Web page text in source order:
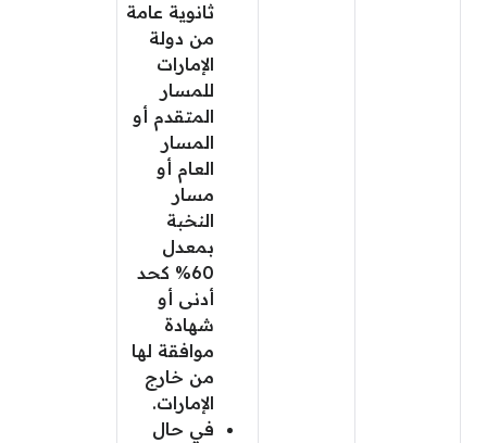
ثانوية عامة
من دولة
الإمارات
للمسار
المتقدم أو
المسار
العام أو
مسار
النخبة
بمعدل
60% كحد
أدنى أو
شهادة
موافقة لها
من خارج
الإمارات.
في حال